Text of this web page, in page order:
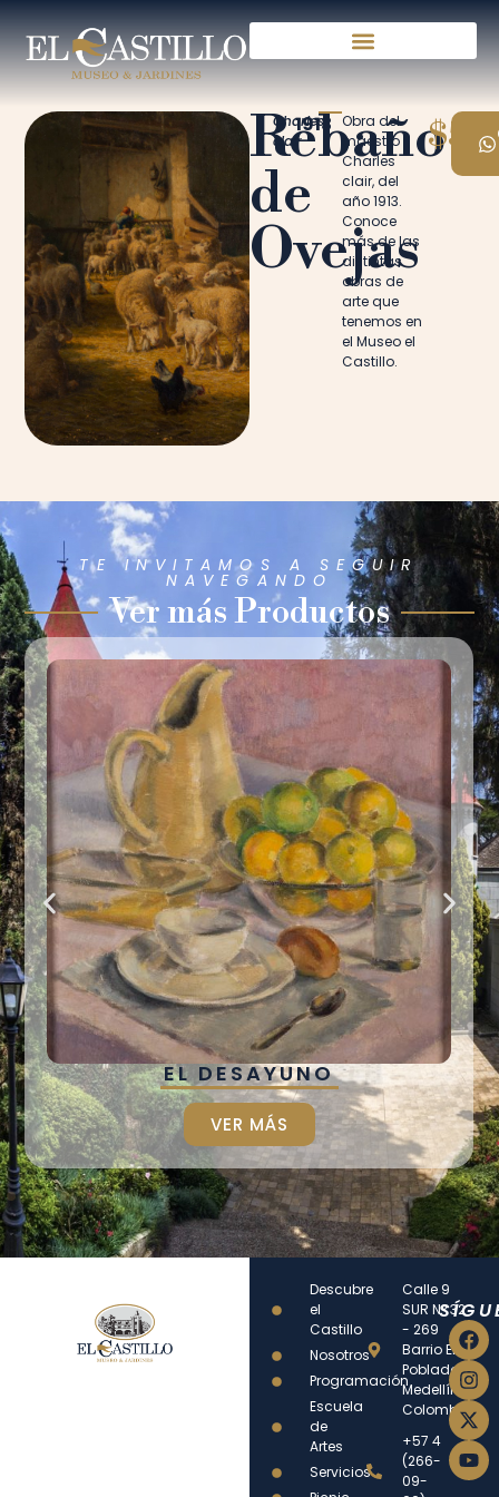
Rebaño
de
Ovejas
Charles
clair
1913 Obra del
maestro
Charles
clair, del
año 1913.
Conoce
más de las
distintas
obras de
arte que
tenemos en
el Museo el
Castillo.
TE INVITAMOS A SEGUIR
NAVEGANDO
Ver más Productos
EL DESAYUNO
VER MÁS
Descubre
el
Castillo
Nosotros
Programación
Escuela
de
Artes
Servicios
Calle 9
SUR N° 32
- 269
Barrio El
Poblado
Medellín –
Colombia
+57 4
(266-
09-